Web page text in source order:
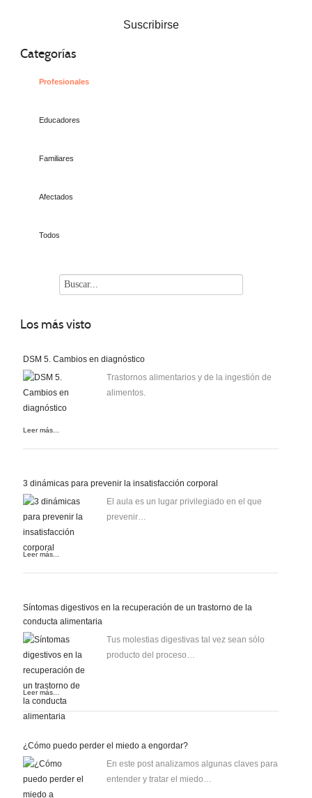
Suscribirse
Categorías
Profesionales
Educadores
Familiares
Afectados
Todos
Los más visto
DSM 5. Cambios en diagnóstico
Trastornos alimentarios y de la ingestión de
alimentos.
Leer más...
3 dinámicas para prevenir la insatisfacción corporal
El aula es un lugar privilegiado en el que
prevenir…
Leer más...
Síntomas digestivos en la recuperación de un trastorno de la
conducta alimentaria
Tus molestias digestivas tal vez sean sólo
producto del proceso…
Leer más...
¿Cómo puedo perder el miedo a engordar?
En este post analizamos algunas claves para
entender y tratar el miedo…